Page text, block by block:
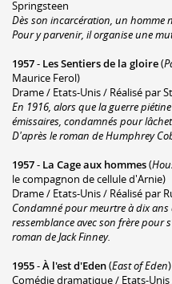
Springsteen
Dès son incarcération, un homme
Pour y parvenir, il organise une
1957- Les Sentiers de la gloire(
Maurice Ferol)
Drame / Etats-Unis / Réalisé par
En 1916, alors que la guerre
émissaires, condamnés pour
D'après le roman de Humphrey
1957- La Cage aux hommes(
le compagnon de cellule d'Arnie)
Drame / Etats-Unis / Réalisé par
Condamné pour meurtre à dix
ressemblance avec son frère pour
roman de Jack Finney.
1955-À l'est d'Eden(East of Eden
Comédie dramatique / Etats-Unis